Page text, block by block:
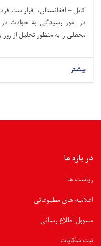
در امور رسیدگی به حوادث در
محفلی را به منظور تجلیل از
بیشتر
در باره ما
ریاست ها
اعلامیه های مطبوعاتی
مسوول اطلاع رسانی
ثبت شکایات